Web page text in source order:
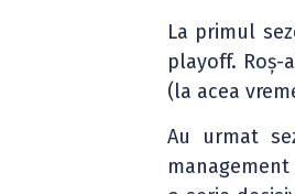
La primul
playoff.
(la acea
Au urmat